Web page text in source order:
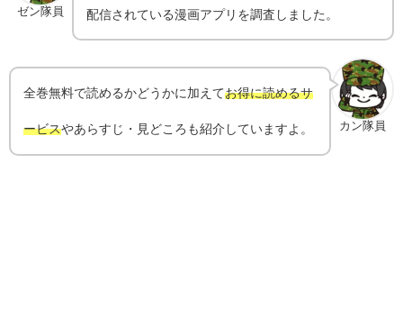
ゼン隊員 配信されている漫画アプリを調査しました。
カン隊員
全巻無料で読めるかどうかに加えてお得に読めるサ
ービスやあらすじ・見どころも紹介していますよ。